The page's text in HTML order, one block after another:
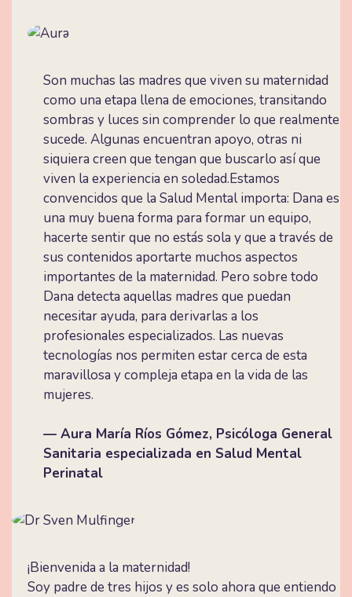
Son muchas las madres que viven su maternidad
como una etapa llena de emociones, transitando
sombras y luces sin comprender lo que realmente
sucede. Algunas encuentran apoyo, otras ni
siquiera creen que tengan que buscarlo así que
viven la experiencia en soledad.Estamos
convencidos que la Salud Mental importa: Dana es
una muy buena forma para formar un equipo,
hacerte sentir que no estás sola y que a través de
sus contenidos aportarte muchos aspectos
importantes de la maternidad. Pero sobre todo
Dana detecta aquellas madres que puedan
necesitar ayuda, para derivarlas a los
profesionales especializados. Las nuevas
tecnologías nos permiten estar cerca de esta
maravillosa y compleja etapa en la vida de las
mujeres.
— Aura María Ríos Gómez, Psicóloga General
Sanitaria especializada en Salud Mental
Perinatal
¡Bienvenida a la maternidad!
Soy padre de tres hijos y es solo ahora que entiendo